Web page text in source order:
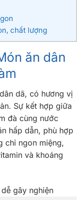
chất lượng
ăn dân
dã, có hương vị
Sự kết hợp giữa
đà cùng nước
hấp dẫn, phù hợp
chỉ ngon miệng,
và khoáng